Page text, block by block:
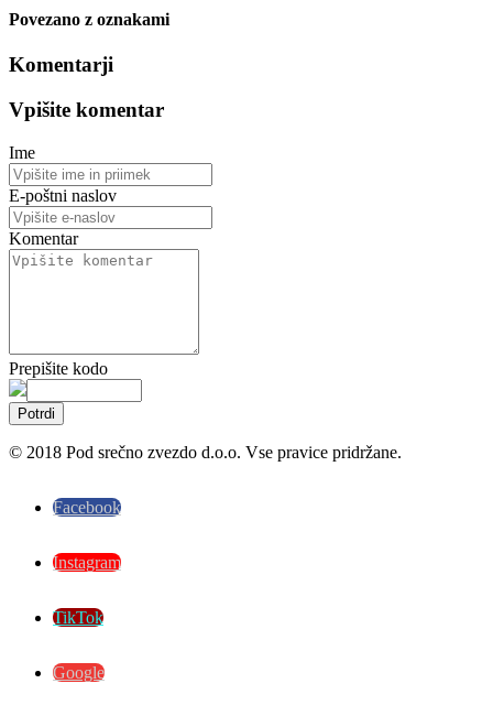
Povezano z oznakami
Komentarji
Vpišite komentar
Ime
E-poštni naslov
Komentar
Prepišite kodo
Potrdi
© 2018 Pod srečno zvezdo d.o.o. Vse pravice pridržane.
Facebook
Instagram
TikTok
Google